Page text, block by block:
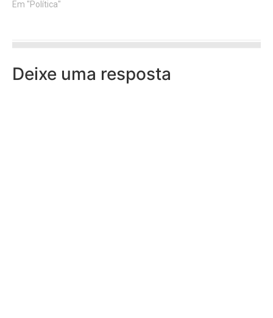
Em "Política"
Deixe uma resposta